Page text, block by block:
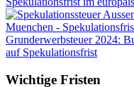
Grunderwerbsteuer 2024:
auf Spekulationsfrist
Wichtige Fristen